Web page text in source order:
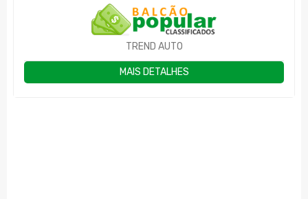
TREND AUTO
MAIS DETALHES